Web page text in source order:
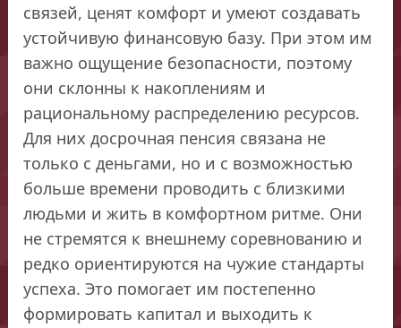
связей, ценят комфорт и умеют создавать
устойчивую финансовую базу. При этом им
важно ощущение безопасности, поэтому
они склонны к накоплениям и
рациональному распределению ресурсов.
Для них досрочная пенсия связана не
только с деньгами, но и с возможностью
больше времени проводить с близкими
людьми и жить в комфортном ритме. Они
не стремятся к внешнему соревнованию и
редко ориентируются на чужие стандарты
успеха. Это помогает им постепенно
формировать капитал и выходить к